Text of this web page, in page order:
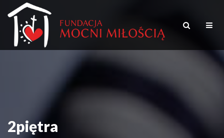
2piętra